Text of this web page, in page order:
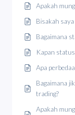
Apakah
Bisakah
Bagaimana
Kapan
Apa
Bagaimana
trading?
Apakah